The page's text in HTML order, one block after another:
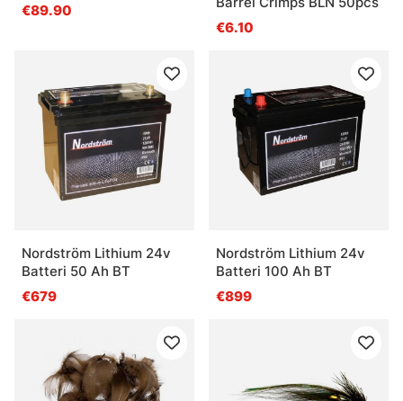
€89.90
€6.10
Nordström Lithium 24v
Batteri 50 Ah BT
€679
Nordström Lithium 24v
Batteri 100 Ah BT
€899